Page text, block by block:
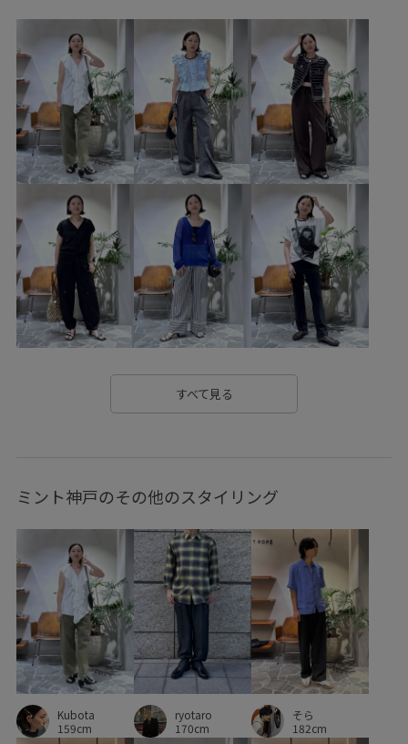
GAM06260 GAS06220 GAX86020 Tシャツ
アダムエロぺ雑貨 オーガニック カジュアル
クラッチ コットン コーディネートのアクセント
ショルダーバッグ ショート丈 シンプル スカート
スクエアトゥ スタイリッシュ スタイルアップ
ステッチ ストラップ スラックス ソックス
チノパン デイリー使い ナイロン ナチュラル
ニュアンスがある バランスが良い バルーンシルエット
フェミニン モード レザー調 ロゴがポイント
幅広
普段使いも出来る 牛革 着やすい 着心地が良い
長財布
すべて見る
ミント神戸のその他のスタイリング
Kubota
159cm
ryotaro
170cm
そら
182cm